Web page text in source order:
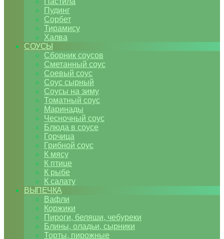
Пудинг
Сорбет
Тирамису
Халва
СОУСЫ
Сборник соусов
Сметанный соус
Соевый соус
Соус сырный
Соусы на зиму
Томатный соус
Маринады
Чесночный соус
Блюда в соусе
Горчица
Грибной соус
К мясу
К птице
К рыбе
К салату
ВЫПЕЧКА
Вафли
Коржики
Пироги, беляши, чебуреки
Блины, оладьи, сырники
Торты, пирожные